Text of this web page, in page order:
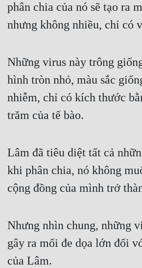
phân chia của nó sẽ tạo ra
nhưng không nhiều, chỉ có
Những virus này trông
hình tròn nhỏ, màu sắc
nhiễm, chỉ có kích thước
trăm của tế bào.
Lâm đã tiêu diệt tất cả
khi phân chia, nó không
cộng đồng của mình trở
Nhưng nhìn chung, những
gây ra mối đe dọa lớn đối
của Lâm.